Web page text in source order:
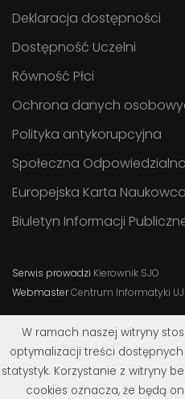
Deklaracja dostępności
Dostępność Uczelni
Równość Płci
Ochrona danych
Polityka antykorupcyjna
Społeczna
Europejska Karta Naukowca
Biuletyn Informacji
Serwis prowadzi Kierownik SJO
WebmasterCentrum Informatyki
W ramach naszej witryny
optymalizacji treści
statystyk. Korzystanie z witryny
cookies oznacza, że będą